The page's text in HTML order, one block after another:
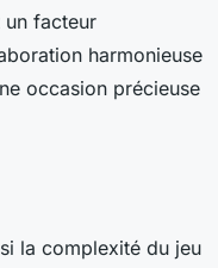
un facteur
harmonieuse
occasion précieuse
la complexité du jeu